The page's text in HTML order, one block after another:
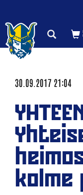
30.09.2017 21:04